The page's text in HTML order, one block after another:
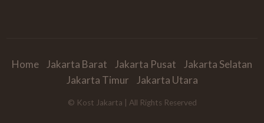
Home Jakarta Barat Jakarta Pusat
Jakarta Selatan
Jakarta Timur
Jakarta Utara
© Kost Jakarta | All Rights Reserved